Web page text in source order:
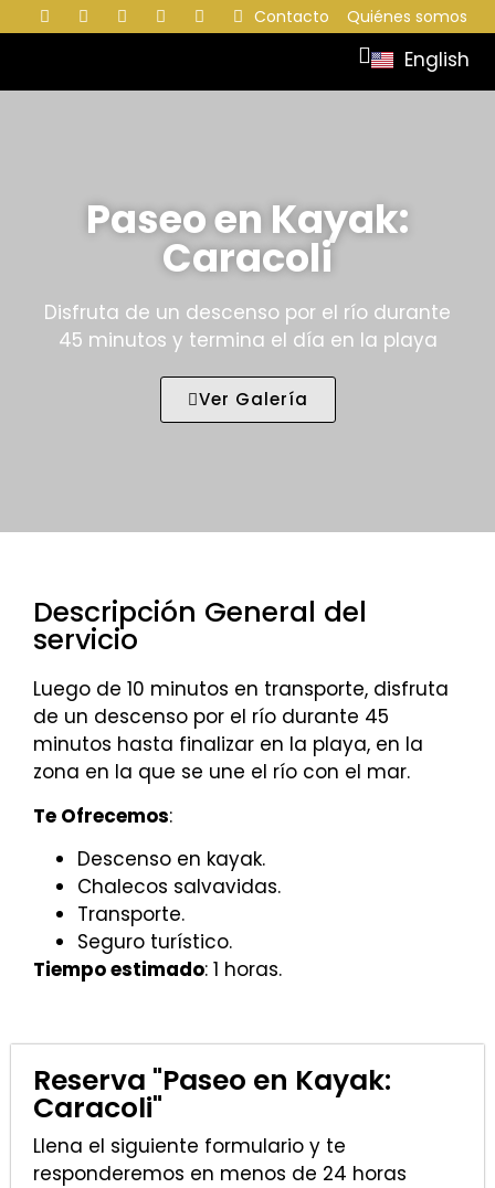
Contacto Quiénes somos
English
Paseo en Kayak:
Caracoli
Disfruta de un descenso por el río durante
45 minutos y termina el día en la playa
Ver Galería
Descripción General del
servicio
Luego de 10 minutos en transporte, disfruta
de un descenso por el río durante 45
minutos hasta finalizar en la playa, en la
zona en la que se une el río con el mar.
Te Ofrecemos:
Descenso en kayak.
Chalecos salvavidas.
Transporte.
Seguro turístico.
Tiempo estimado: 1 horas.
Reserva "Paseo en Kayak:
Caracoli"
Llena el siguiente formulario y te
responderemos en menos de 24 horas